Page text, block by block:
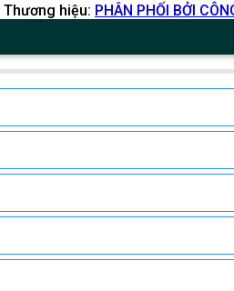
Thương hiệu: PHÂN PHỐI BỞI